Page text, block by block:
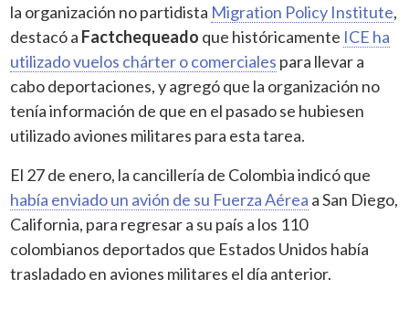
la organización no partidista Migration Policy Institute,
destacó a Factchequeado que históricamente ICE ha
utilizado vuelos chárter o comerciales para llevar a
cabo deportaciones, y agregó que la organización no
tenía información de que en el pasado se hubiesen
utilizado aviones militares para esta tarea.
El 27 de enero, la cancillería de Colombia indicó que
había enviado un avión de su Fuerza Aérea a San Diego,
California, para regresar a su país a los 110
colombianos deportados que Estados Unidos había
trasladado en aviones militares el día anterior.